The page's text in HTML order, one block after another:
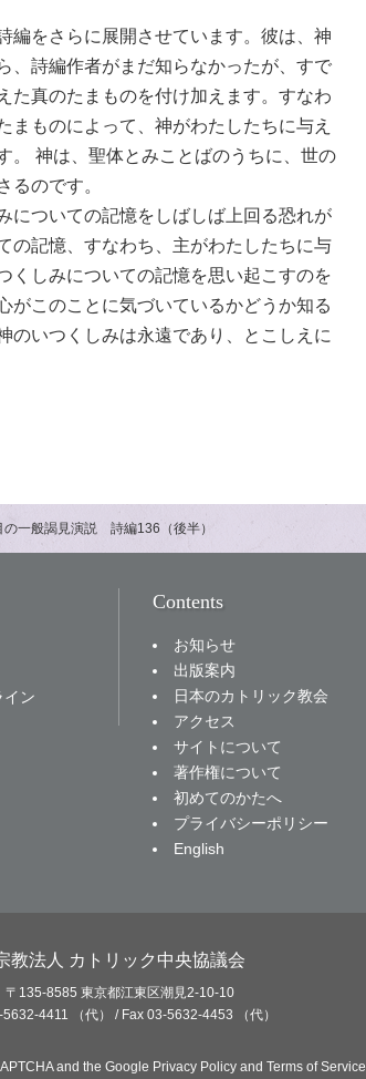
をさらに展開させています。彼は、神
、詩編作者がまだ知らなかったが、すで
た真のたまものを付け加えます。すなわ
ものによって、神がわたしたちに与え
。 神は、聖体とみことばのうちに、世の
るのです。
ついての記憶をしばしば上回る恐れが
の記憶、すなわち、主がわたしたちに与
くしみについての記憶を思い起こすのを
がこのことに気づいているかどうか知る
のいつくしみは永遠であり、とこしえに
一般謁見演説 詩編136（後半）
イン
Contents
お知らせ
出版案内
日本のカトリック教会
アクセス
サイトについて
著作権について
初めてのかたへ
プライバシーポリシー
English
教法人 カトリック中央協議会
〒135-8585 東京都江東区潮見2-10-10
5632-4411 （代） / Fax 03-5632-4453 （代）
and the Google Privacy Policy and Terms of Service